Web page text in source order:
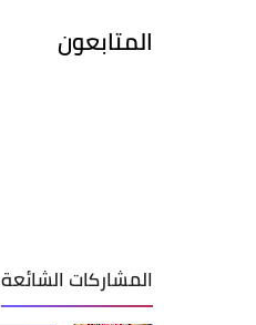
المتابعون
المشاركات الشائعة